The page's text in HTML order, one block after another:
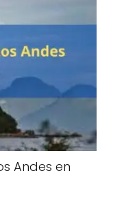
Andes en